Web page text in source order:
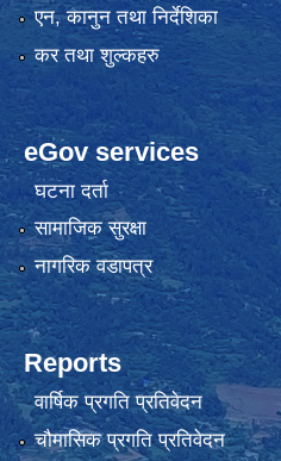
एन, कानुन तथा निर्देशिका
कर तथा शुल्कहरु
eGov services
घटना दर्ता
सामाजिक सुरक्षा
नागरिक वडापत्र
Reports
वार्षिक प्रगति प्रतिवेदन
चौमासिक प्रगति प्रतिवेदन